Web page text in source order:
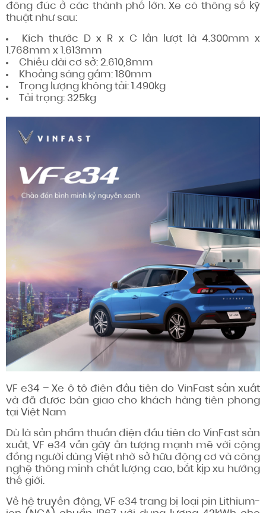
đông đúc ở các thành phố lớn. Xe có thông số kỹ
thuật như sau:
Kích thước D x R x C lần lượt là 4.300mm x
1.768mm x 1.613mm
Chiều dài cơ sở: 2.610,8mm
Khoảng sáng gầm: 180mm
Trọng lượng không tải: 1.490kg
Tải trọng: 325kg
VF e34 – Xe ô tô điện đầu tiên do VinFast sản xuất
và đã được bàn giao cho khách hàng tiên phong
tại Việt Nam
Dù là sản phẩm thuần điện đầu tiên do VinFast sản
xuất, VF e34 vẫn gây ấn tượng mạnh mẽ với cộng
đồng người dùng Việt nhờ sở hữu động cơ và công
nghệ thông minh chất lượng cao, bắt kịp xu hướng
thế giới.
Về hệ truyền động, VF e34 trang bị loại pin Lithium-